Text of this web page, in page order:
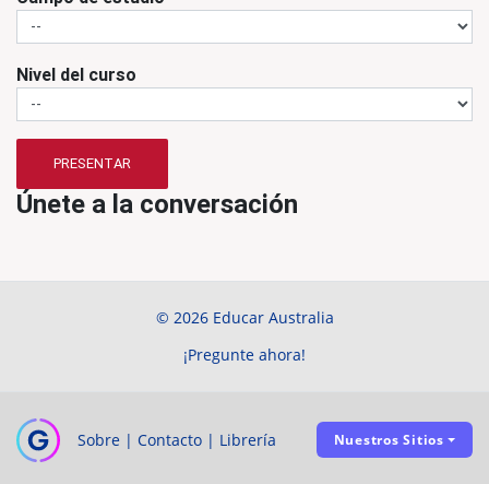
Nivel del curso
PRESENTAR
Únete a la conversación
© 2026 Educar Australia
¡Pregunte ahora!
Sobre | Contacto | Librería Nuestros Sitios